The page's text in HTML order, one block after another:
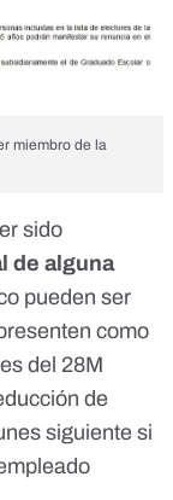
miembro de la
sido
de alguna
pueden ser
como
del 28M
de
siguiente si